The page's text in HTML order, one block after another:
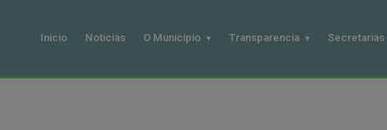
Inicio Noticias O Municipio Transparencia Secretarias